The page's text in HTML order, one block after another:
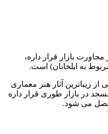
بازار قرار داره،
به ایلخانان) است.
زیباترین آثار هنر معماری
در بازار طوری قرار داره
می شود.